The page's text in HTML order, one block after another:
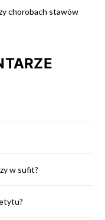
chorobach stawów
w sufit?